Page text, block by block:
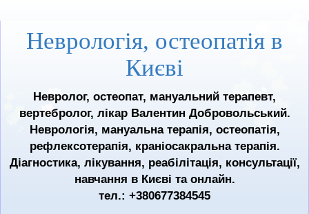
Неврологія, остеопатія в
Києві
Невролог, остеопат, мануальний терапевт,
вертебролог, лікар Валентин Добровольський.
Неврологія, мануальна терапія, остеопатія,
рефлексотерапія, краніосакральна терапія.
Діагностика, лікування, реабілітація, консультації,
навчання в Києві та онлайн.
тел.: +380677384545